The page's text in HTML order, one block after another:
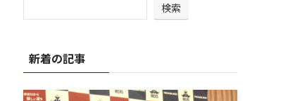
検索
新着の記事